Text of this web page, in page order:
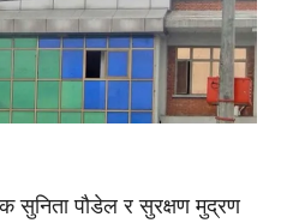
सुनिता पौडेल र सुरक्षण मुद्रण